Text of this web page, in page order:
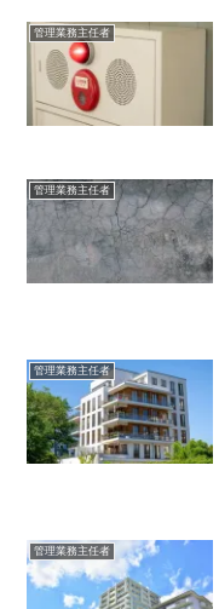
管理業務主任者
管理業務主任者
管理業務主任者
管理業務主任者